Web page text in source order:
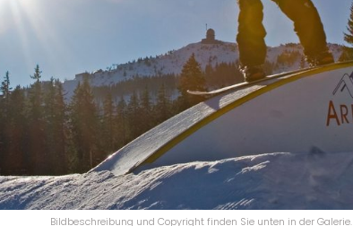
Bildbeschreibung und Copyright finden Sie unten in der Galerie.